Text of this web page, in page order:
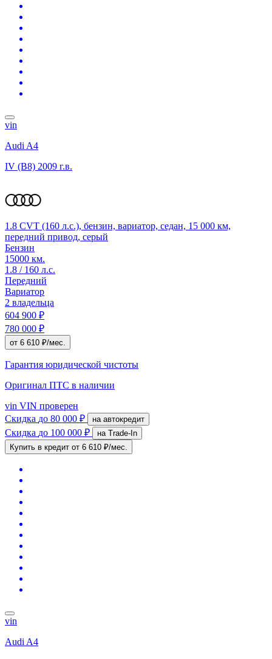
vin
Audi A4
IV (B8) 2009 г.в.
1.8 CVT (160 л.с.), бензин, вариатор, седан, 15 000 км,
передний привод, серый
Бензин
15000 км.
1.8 / 160 л.с.
Передний
Вариатор
2 владельца
604 900 ₽
780 000 ₽
от 6 610 ₽/мес.
Гарантия юридической чистоты
Оригинал ПТС в наличии
vin VIN проверен
Скидка до 80 000 ₽ на автокредит
Скидка до 100 000 ₽
на Trade-In
Купить в кредит от 6 610 ₽/мес.
vin
Audi A4